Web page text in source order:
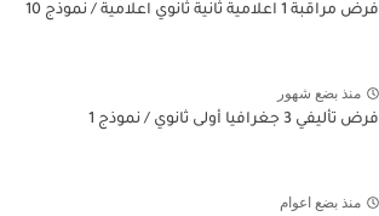
فرض مراقبة 1 اعلامية ثانية ثانوي اعلامية / نموذج 10
منذ بضع شهور
فرض تأليفي 3 جغرافيا أولى ثانوي / نموذج 1
منذ بضع اعوام